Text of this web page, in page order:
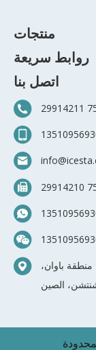
منتجات
روابط سريعة
اتصل بنا
منطقة باوان،
الصين